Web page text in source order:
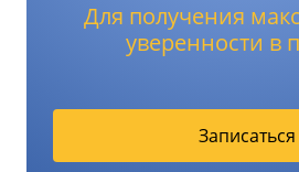
Для получения
уверенности в
Записаться